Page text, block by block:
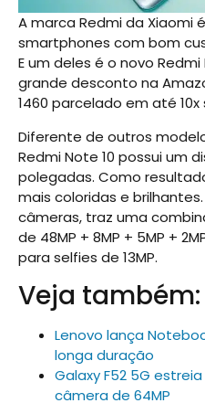
A marca Redmi da Xiaomi
smartphones com bom
E um deles é o novo
grande desconto na
1460 parcelado em até
Diferente de outros
Redmi Note 10 possui um
polegadas. Como
mais coloridas e
câmeras, traz uma
de 48MP + 8MP + 5MP +
para selfies de 13MP.
Veja também:
Lenovo lança
longa duração
Galaxy F52 5G
câmera de 64MP